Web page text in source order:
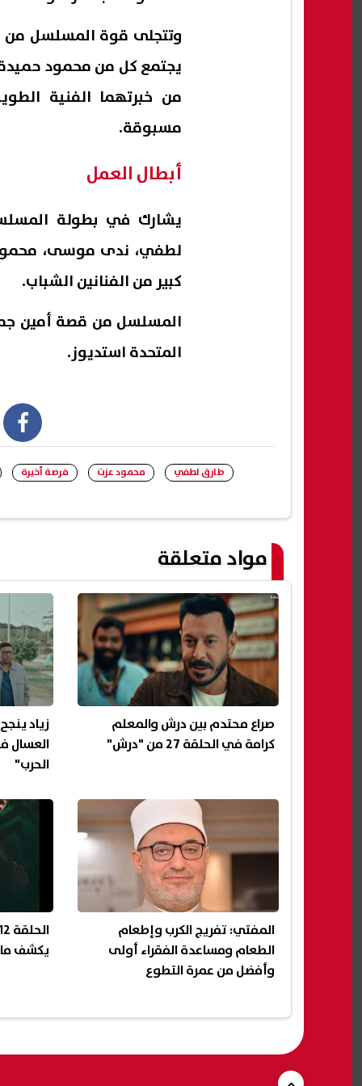
وتتجلى قوة المسلسل من
يجتمع كل من محمود
من خبرتهما الفنية
مسبوقة.
أبطال العمل
يشارك في بطولة
لطفي، ندى موسى، محمود
كبير من الفنانين الشباب.
المسلسل من قصة أمين
المتحدة استديوز.
طارق لطفي محمود عزت فرصة أخيرة
مواد متعلقة
صراع محتدم بين درش والمعلم
كرامة في الحلقة 27 من "درش"
زياد
الحرب"
المفتي: تفريج الكرب وإطعام
الطعام ومساعدة الفقراء أولى
وأفضل من عمرة التطوع
يكشف